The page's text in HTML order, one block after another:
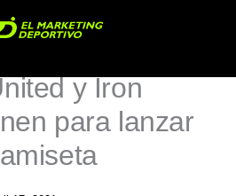
y Iron
para lanzar